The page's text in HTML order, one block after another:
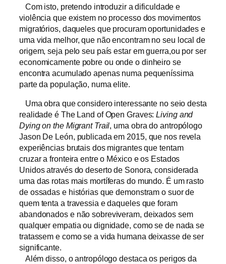
Com isto, pretendo introduzir a dificuldade e
violência que existem no processo dos movimentos
migratórios, daqueles que procuram oportunidades e
uma vida melhor, que não encontram no seu local de
origem, seja pelo seu país estar em guerra,ou por ser
economicamente pobre ou onde o dinheiro se
encontra acumulado apenas numa pequeníssima
parte da população, numa elite.
Uma obra que considero interessante no seio desta
realidade é The Land of Open Graves: Living and
Dying on the Migrant Trail, uma obra do antropólogo
Jason De León, publicada em 2015, que nos revela
experiências brutais dos migrantes que tentam
cruzar a fronteira entre o México e os Estados
Unidos através do deserto de Sonora, considerada
uma das rotas mais mortíferas do mundo. É um rasto
de ossadas e histórias que demonstram o suor de
quem tenta a travessia e daqueles que foram
abandonados e não sobreviveram, deixados sem
qualquer empatia ou dignidade, como se de nada se
tratassem e como se a vida humana deixasse de ser
significante.
Além disso, o antropólogo destaca os perigos da